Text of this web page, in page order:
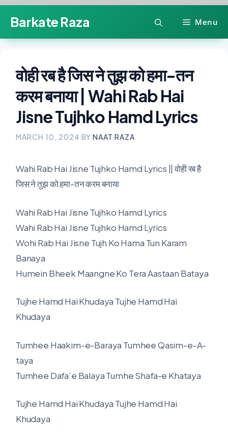
content
Barkate Raza Menu
वोही रब है जिस ने तुझ को हमा-तन
करम बनाया | Wahi Rab Hai
Jisne Tujhko Hamd Lyrics
MARCH 10, 2024 BY NAAT RAZA
Wahi Rab Hai Jisne Tujhko Hamd Lyrics || वोही रब है
जिस ने तुझ को हमा-तन करम बनाया
Wahi Rab Hai Jisne Tujhko Hamd Lyrics
Wahi Rab Hai Jisne Tujhko Hamd Lyrics
Wohi Rab Hai Jisne Tujh Ko Hama Tun Karam
Banaya
Humein Bheek Maangne Ko Tera Aastaan Bataya
Tujhe Hamd Hai Khudaya Tujhe Hamd Hai
Khudaya
Tumhee Haakim-e-Baraya Tumhee Qasim-e-A-
taya
Tumhee Dafa’e Balaya Tumhe Shafa-e Khataya
Tujhe Hamd Hai Khudaya Tujhe Hamd Hai
Khudaya